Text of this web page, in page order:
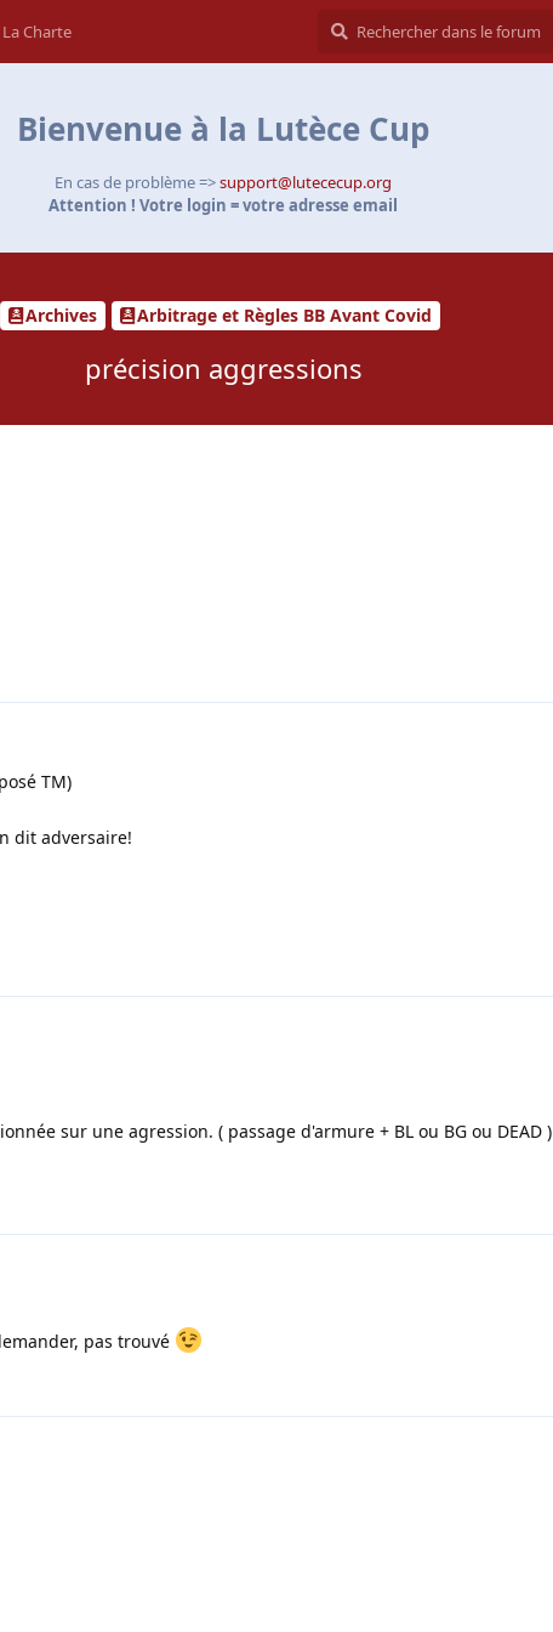
La Charte
Bienvenue à la Lutèce Cup
En cas de problème =>support@lutececup.org
Attention ! Votre login = votre adresse email
Archives Arbitrage et Règles BB Avant Covid
précision aggressions
TM)
dit adversaire!
sur une agression. ( passage d'armure + BL ou BG ou DEAD )
pas trouvé